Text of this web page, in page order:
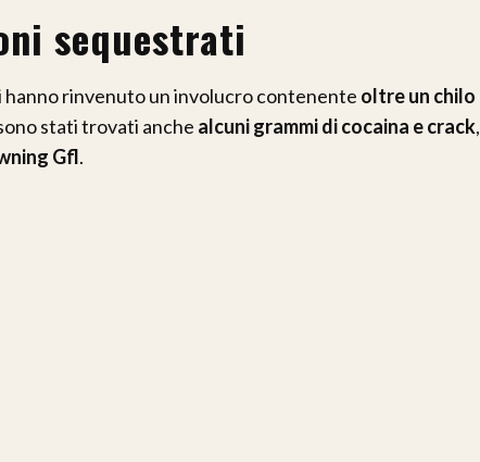
sequestrati
hanno rinvenuto un involucro contenente oltre un chilo
stati trovati anche alcuni grammi di cocaina e crack,
Gfl.